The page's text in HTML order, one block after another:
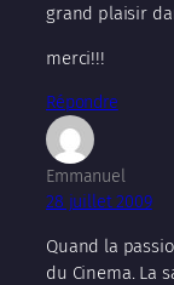
grand plaisir
merci!!!
Répondre
Emmanuel
28 juillet 2009
Quand la
du Cinema. La